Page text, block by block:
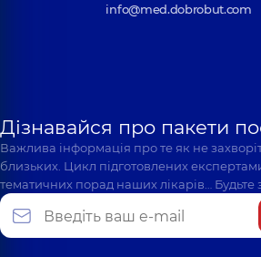
info@med.dobrobut.com
Дізнавайся про пакети
Важлива інформація про те як не
близьких. Цикл підготовлених
тематичних порад наших лікарів… Будьте